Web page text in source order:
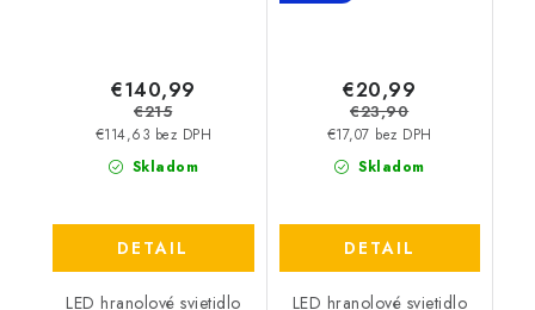
Skladom
€114,63 bez DPH
€140,99
€215
DETAIL
LED hranolové svietidlo
Skladom
€17,07 bez DPH
€20,99
€23,90
DETAIL
LED hranolové svietidlo